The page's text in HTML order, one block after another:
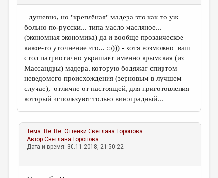
- душевно, но "креплёная" мадера это как-то уж
больно по-русски... типа масло масляное...
(экономная экономика) да и вообще прозаическое
какое-то уточнение это... :о))) - хотя возможно ваш
стол патриотично украшает именно крымская (из
Массандры) мадера, которую бодяжат спиртом
неведомого происхождения (зерновым в лучшем
случае), отличие от настоящей, для приготовления
который используют только виноградный...
Тема: Re: Re: Оттенки Светлана Торопова
АвторСветлана Торопова
Дата и время: 30.11.2018, 21:50:22